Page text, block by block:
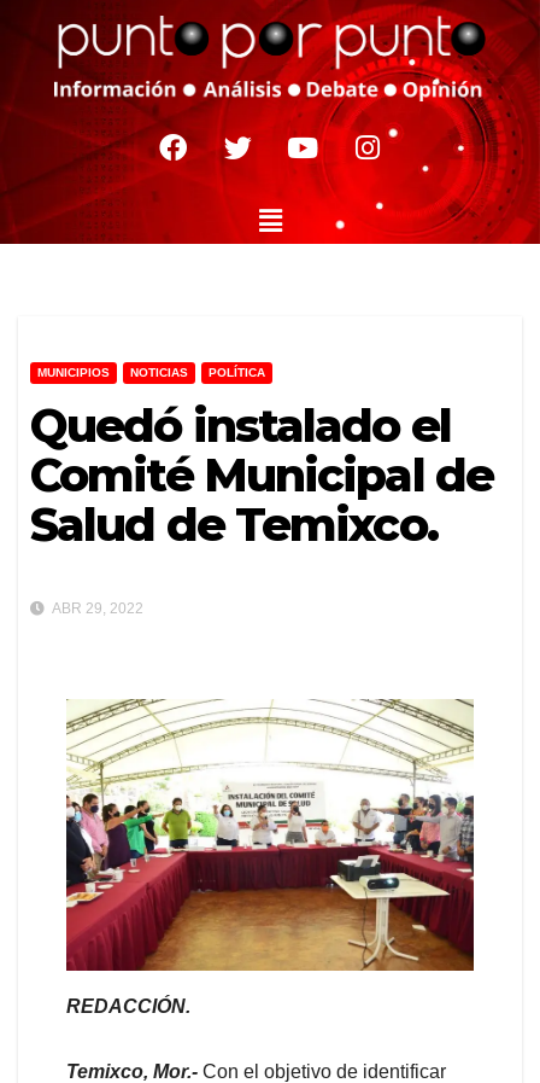
MUNICIPIOS NOTICIAS POLÍTICA
Quedó instalado el
Comité Municipal de
Salud de Temixco.
ABR 29, 2022
REDACCIÓN.
Temixco, Mor.- Con el objetivo de identificar